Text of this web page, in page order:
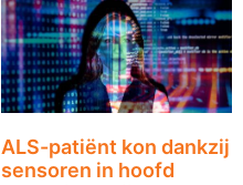
ALS-patiënt kon dankzij
sensoren in hoofd